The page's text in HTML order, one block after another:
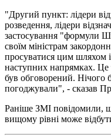
"Другий пункт: лідери
розведення, лідери
застосування "формули
своїм міністрам
просуватися цим шляхом
наступних напрямках. Це
був обговорений. Нічого
погоджували", - сказав
Раніше ЗМІ повідомили,
вищому рівні може